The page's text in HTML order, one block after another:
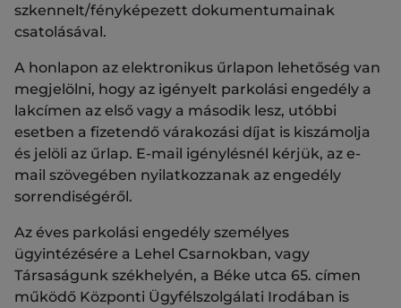
szkennelt/fényképezett dokumentumainak
csatolásával.
A honlapon az elektronikus űrlapon lehetőség van
megjelölni, hogy az igényelt parkolási engedély a
lakcímen az első vagy a második lesz, utóbbi
esetben a fizetendő várakozási díjat is kiszámolja
és jelöli az űrlap. E-mail igénylésnél kérjük, az e-
mail szövegében nyilatkozzanak az engedély
sorrendiségéről.
Az éves parkolási engedély személyes
ügyintézésére a Lehel Csarnokban, vagy
Társaságunk székhelyén, a Béke utca 65. címen
működő Központi Ügyfélszolgálati Irodában is